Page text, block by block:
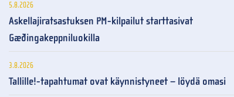
5.8.2026
Askellajiratsastuksen PM-kilpailut starttasivat
Gæðingakeppniluokilla
3.8.2026
Tallille!-tapahtumat ovat käynnistyneet – löydä omasi